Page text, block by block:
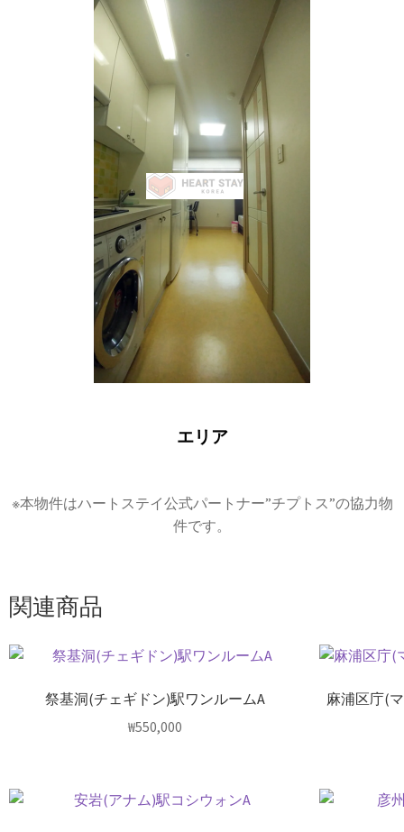
エリア
※本物件はハートステイ公式パートナー”チプトス”の協力物
件です。
関連商品
祭基洞(チェギドン)駅ワンルームA
₩550,000
麻浦区庁(